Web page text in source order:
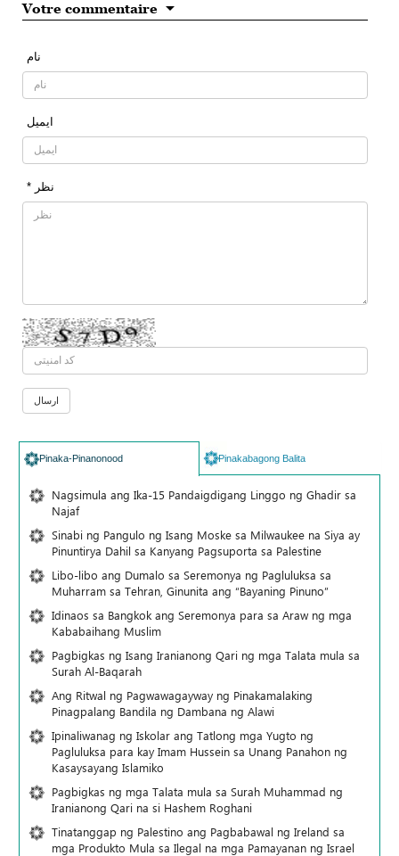
Votre commentaire
نام
ایمیل
* نظر
Pinaka-Pinanonood Pinakabagong Balita
Nagsimula ang Ika-15 Pandaigdigang Linggo ng Ghadir sa
Najaf
Sinabi ng Pangulo ng Isang Moske sa Milwaukee na Siya ay
Pinuntirya Dahil sa Kanyang Pagsuporta sa Palestine
Libo-libo ang Dumalo sa Seremonya ng Pagluluksa sa
Muharram sa Tehran, Ginunita ang “Bayaning Pinuno”
Idinaos sa Bangkok ang Seremonya para sa Araw ng mga
Kababaihang Muslim
Pagbigkas ng Isang Iranianong Qari ng mga Talata mula sa
Surah Al-Baqarah
Ang Ritwal ng Pagwawagayway ng Pinakamalaking
Pinagpalang Bandila ng Dambana ng Alawi
Ipinaliwanag ng Iskolar ang Tatlong mga Yugto ng
Pagluluksa para kay Imam Hussein sa Unang Panahon ng
Kasaysayang Islamiko
Pagbigkas ng mga Talata mula sa Surah Muhammad ng
Iranianong Qari na si Hashem Roghani
Tinatanggap ng Palestino ang Pagbabawal ng Ireland sa
mga Produkto Mula sa Ilegal na mga Pamayanan ng Israel